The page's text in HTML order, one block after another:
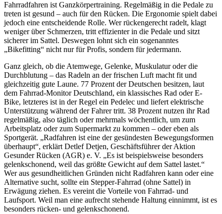
Fahrradfahren ist Ganzkörpertraining. Regelmäßig in die Pedale zu
treten ist gesund – auch für den Rücken. Die Ergonomie spielt dabei
jedoch eine entscheidende Rolle. Wer rückengerecht radelt, klagt
weniger über Schmerzen, tritt effizienter in die Pedale und sitzt
sicherer im Sattel. Deswegen lohnt sich ein sogenanntes
„Bikefitting“ nicht nur für Profis, sondern für jedermann.
Ganz gleich, ob die Atemwege, Gelenke, Muskulatur oder die
Durchblutung – das Radeln an der frischen Luft macht fit und
gleichzeitig gute Laune. 77 Prozent der Deutschen besitzen, laut
dem Fahrrad-Monitor Deutschland, ein klassisches Rad oder E-
Bike, letzteres ist in der Regel ein Pedelec und liefert elektrische
Unterstützung während der Fahrer tritt. 38 Prozent nutzen ihr Rad
regelmäßig, also täglich oder mehrmals wöchentlich, um zum
Arbeitsplatz oder zum Supermarkt zu kommen – oder eben als
Sportgerät. „Radfahren ist eine der gesündesten Bewegungsformen
überhaupt“, erklärt Detlef Detjen, Geschäftsführer der Aktion
Gesunder Rücken (AGR) e. V. „Es ist beispielsweise besonders
gelenkschonend, weil das größte Gewicht auf dem Sattel lastet.“
Wer aus gesundheitlichen Gründen nicht Radfahren kann oder eine
Alternative sucht, sollte ein Stepper-Fahrrad (ohne Sattel) in
Erwägung ziehen. Es vereint die Vorteile von Fahrrad- und
Laufsport. Weil man eine aufrecht stehende Haltung einnimmt, ist es
besonders rücken- und gelenkschonend.